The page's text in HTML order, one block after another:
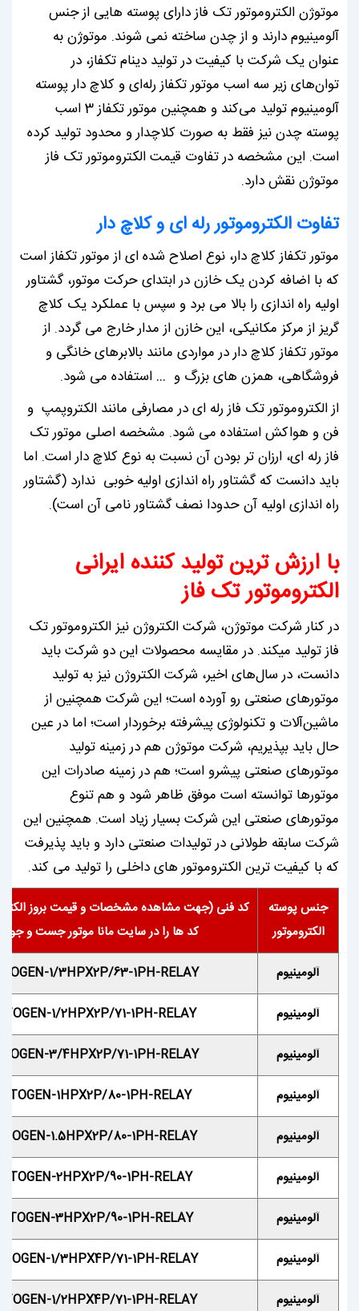
موتوژن الکتروموتور تک فاز دارای پوسته هایی از جنس
آلومینیوم دارند و از چدن ساخته نمی شوند. موتوژن به
عنوان یک شرکت با کیفیت در تولید دینام تکفاز، در
توان‌های زیر سه اسب موتور تکفاز رله‌ای و کلاچ دار پوسته
آلومینیوم تولید می‌کند و همچنین موتور تکفاز 3 اسب
پوسته چدن نیز فقط به‌ صورت کلاچدار و محدود تولید کرده
است. این مشخصه در تفاوت قیمت الکتروموتور تک فاز
موتوژن نقش دارد.
تفاوت الکتروموتور رله ای و کلاچ دار
موتور تکفاز کلاچ دار، نوع اصلاح شده ای از موتور تکفاز است
که با اضافه کردن یک خازن در ابتدای حرکت موتور، گشتاور
اولیه راه اندازی را بالا می برد و سپس با عملکرد یک کلاچ
گریز از مرکز مکانیکی، این خازن از مدار خارج می گردد. از
موتور تکفاز کلاچ دار در مواردی مانند بالابرهای خانگی و
فروشگاهی، همزن های بزرگ و … استفاده می شود.
از الکتروموتور تک فاز رله ای در مصارفی مانند الکتروپمپ و
فن و هواکش استفاده می شود. مشخصه اصلی موتور تک
فاز رله ای، ارزان تر بودن آن نسبت به نوع کلاچ دار است. اما
باید دانست که گشتاور راه اندازی اولیه خوبی ندارد (گشتاور
راه اندازی اولیه آن حدودا نصف گشتاور نامی آن است).
با ارزش ترین تولید کننده ایرانی
الکتروموتور تک فاز
در کنار شرکت موتوژن، شرکت الکتروژن نیز الکتروموتور تک
فاز تولید میکند. در مقایسه محصولات این دو شرکت باید
دانست، در سال‌های اخیر، شرکت الکتروژن نیز به تولید
موتورهای صنعتی رو آورده است؛ این شرکت همچنین از
ماشین‌آلات و تکنولوژی پیشرفته برخوردار است؛ اما در عین
حال باید بپذیریم، شرکت موتوژن هم در زمینه تولید
موتورهای صنعتی پیشرو است؛ هم در زمینه صادرات این
موتورها توانسته است موفق ظاهر شود و هم تنوع
موتورهای صنعتی این شرکت بسیار زیاد است. همچنین این
شرکت سابقه طولانی در تولیدات صنعتی دارد و باید پذیرفت
که با کیفیت ترین الکتروموتور های داخلی را تولید می کند.
جنس پوسته
الکتروموتور
کد فنی (جهت مشاهده مشخصات و قیمت بروز
کد ها را در سایت مانا موتور جست و جو
آلومینیوم 1/3HPX2P/63-1PH-RELAY
آلومینیوم 1/2HPX2P/71-1PH-RELAY
آلومینیوم 3/4HPX2P/71-1PH-RELAY
آلومینیوم 1HPX2P/80-1PH-RELAY
آلومینیوم 1.5HPX2P/80-1PH-RELAY
آلومینیوم 2HPX2P/90-1PH-RELAY
آلومینیوم 3HPX2P/90-1PH-RELAY
آلومینیوم 1/3HPX4P/71-1PH-RELAY
آلومینیوم 1/2HPX4P/71-1PH-RELAY